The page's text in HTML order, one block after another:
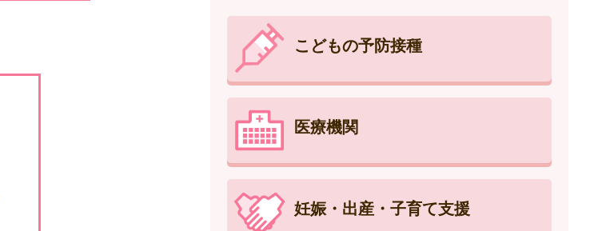
こどもの予防接種
医療機関
妊娠・出産・子育て支援